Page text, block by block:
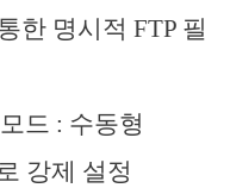
한 명시적 FTP 필
드 : 수동형
강제 설정